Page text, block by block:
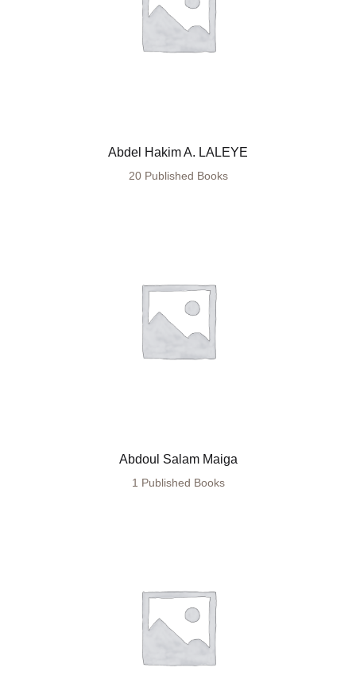
Abdel Hakim A. LALEYE
20 Published Books
Abdoul Salam Maiga
1 Published Books